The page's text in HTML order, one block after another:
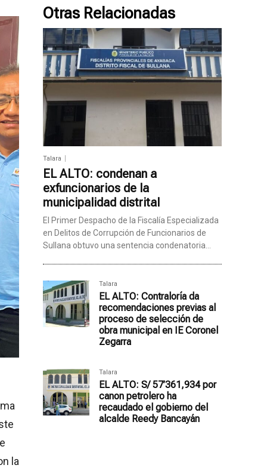
la
Otras Relacionadas
Talara
EL ALTO: condenan a
exfuncionarios de la
municipalidad distrital
El Primer Despacho de la Fiscalía Especializada
en Delitos de Corrupción de Funcionarios de
Sullana obtuvo una sentencia condenatoria...
Talara
EL ALTO: Contraloría da
recomendaciones previas al
proceso de selección de
obra municipal en IE Coronel
Zegarra
Talara
EL ALTO: S/ 57’361,934 por
canon petrolero ha
recaudado el gobierno del
alcalde Reedy Bancayán